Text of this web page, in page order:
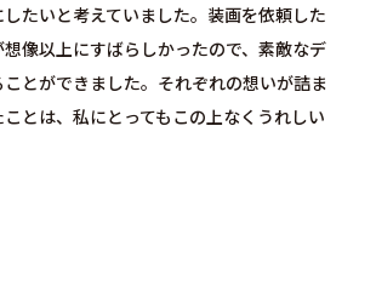
たいと考えていました。装画を依頼した
像以上にすばらしかったので、素敵なデ
とができました。それぞれの想いが詰ま
とは、私にとってもこの上なくうれしい